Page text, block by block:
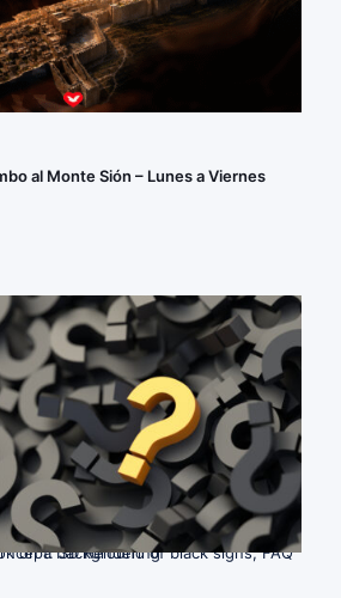
al Monte Sión – Lunes a Viernes
mark on a background of black signs, FAQ Concept. 3D Rendering